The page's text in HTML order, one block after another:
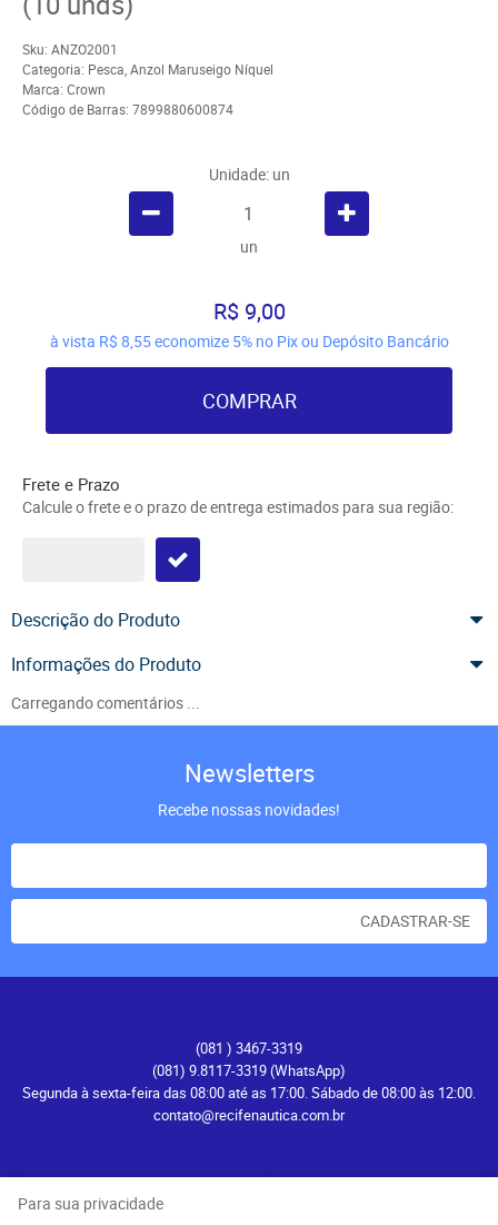
Sku: ANZO2001
Categoria: Pesca,Anzol Maruseigo Níquel
Marca: Crown
Código de Barras: 7899880600874
Unidade: un
un
R$ 9,00
à vista R$ 8,55economize 5% no Pix ou Depósito Bancário
COMPRAR
Frete e Prazo
Calcule o frete e o prazo de entrega estimados para sua região:
Descrição do Produto
Informações do Produto
Carregando comentários ...
Newsletters
Recebe nossas novidades!
CADASTRAR-SE
(081 ) 3467-3319
(081) 9.8117-3319(WhatsApp)
Segunda à sexta-feira das 08:00 até as 17:00. Sábado de 08:00 às 12:00.
contato@recifenautica.com.br
Avenida Herculano Bandeira, 476
Para sua privacidade